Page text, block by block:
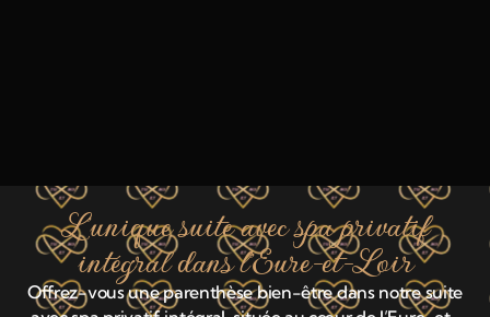
L'unique suite avec spa privatif
intégral dans l'Eure-et-Loir
Offrez-vous une parenthèse bien-être dans notre suite